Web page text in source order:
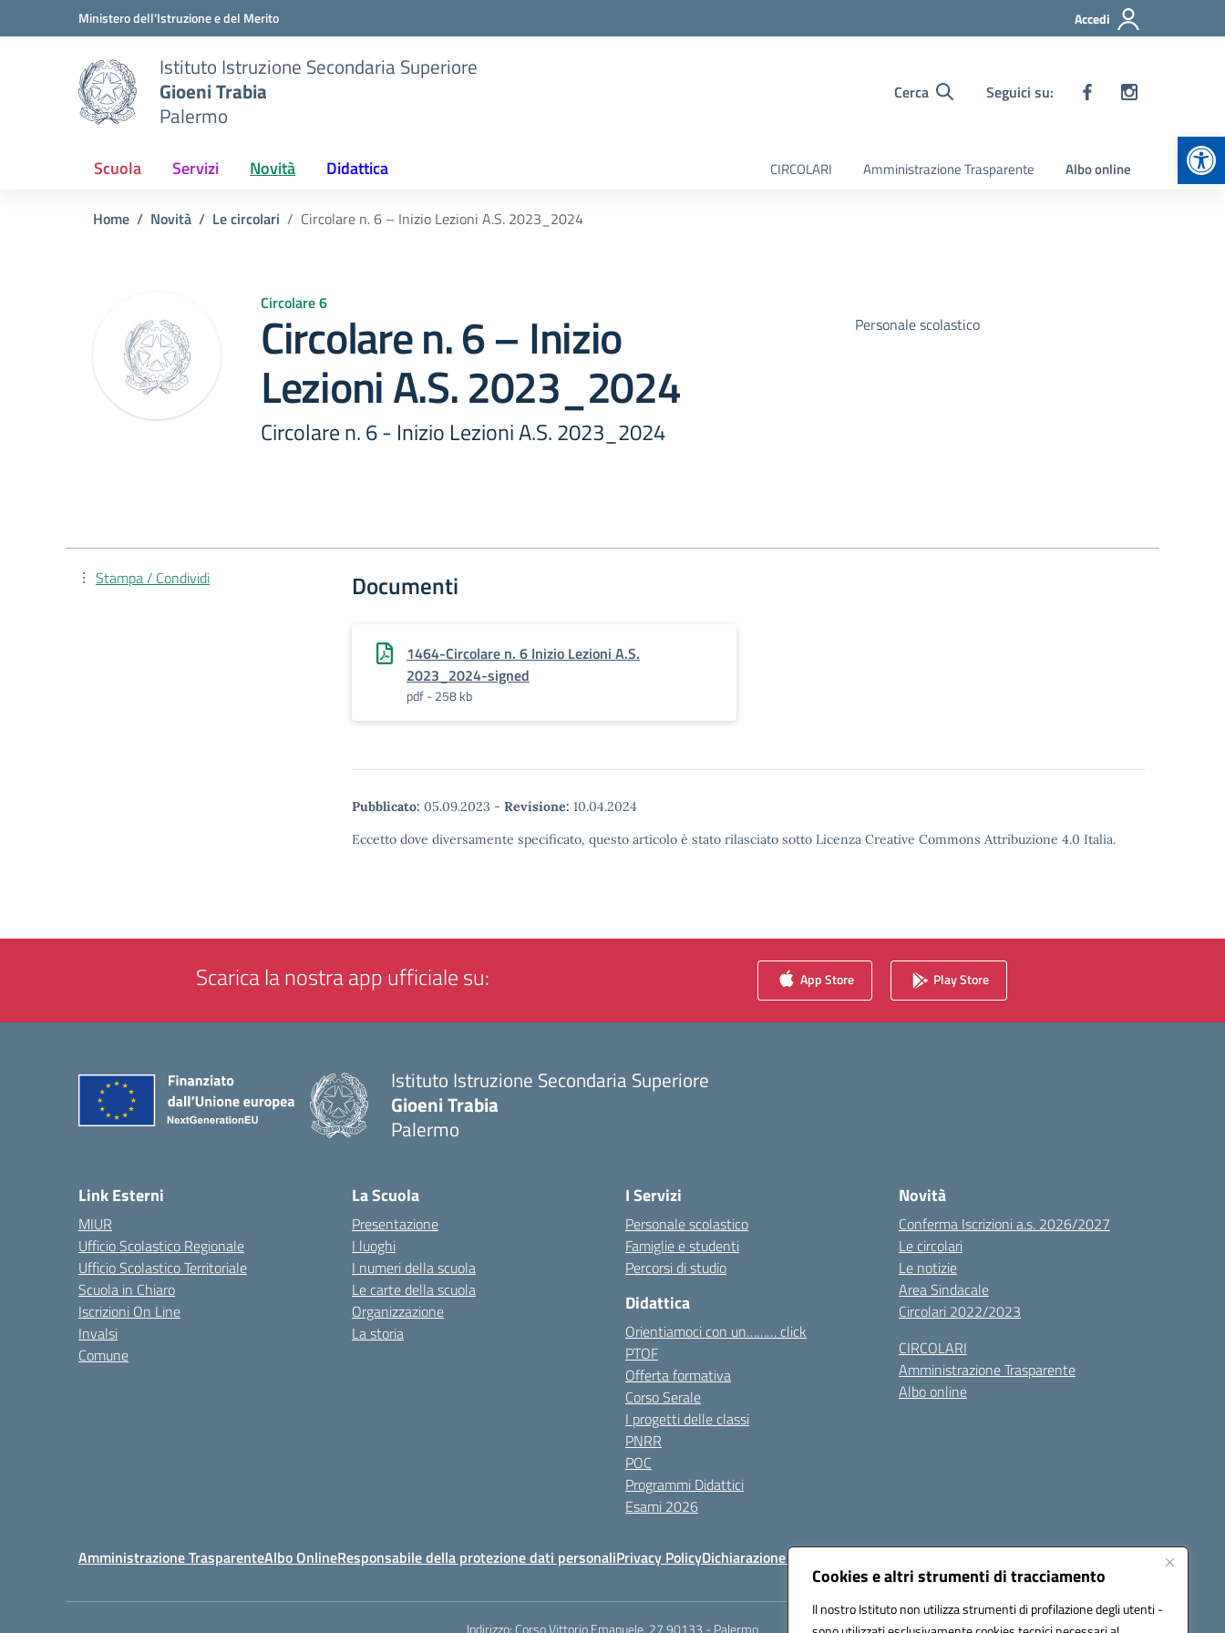
Cookies e altri strumenti di tracciamento
Il nostro Istituto non utilizza strumenti di profilazione degli utenti -
Vai ai contenuti
Vai al menu di navigazioneMinistero dell'Istruzione e del Merito Accedi
Istituto Istruzione Secondaria Superiore
Gioeni Trabia
Palermo
Cerca Seguici su:
Scuola Servizi Novità Didattica CIRCOLARI Amministrazione Trasparente Albo online
Home Novità Le circolari Circolare n. 6 – Inizio Lezioni A.S. 2023_2024
Circolare 6
Circolare n. 6 – Inizio
Lezioni A.S. 2023_2024
Circolare n. 6 - Inizio Lezioni A.S. 2023_2024
Personale scolastico
Documenti
1464-Circolare n. 6 Inizio Lezioni A.S.
2023_2024-signed
pdf - 258 kb
Pubblicato: 05.09.2023 - Revisione: 10.04.2024
Eccetto dove diversamente specificato, questo articolo è stato rilasciato sotto Licenza Creative Commons Attribuzione 4.0 Italia.
Stampa / Condividi
Scarica la nostra app ufficiale su: App Store Play Store
Istituto Istruzione Secondaria Superiore
Gioeni Trabia
Palermo
Link Esterni
MIUR
Ufficio Scolastico Regionale
Ufficio Scolastico Territoriale
Scuola in Chiaro
Iscrizioni On Line
Invalsi
Comune
La Scuola
Presentazione
I luoghi
I numeri della scuola
Le carte della scuola
Organizzazione
La storia
I Servizi
Personale scolastico
Famiglie e studenti
Percorsi di studio
Didattica
Orientiamoci con un……… click
PTOF
Offerta formativa
Corso Serale
I progetti delle classi
PNRR
POC
Programmi Didattici
Esami 2026
Novità
Conferma Iscrizioni a.s. 2026/2027
Le circolari
Le notizie
Area Sindacale
Circolari 2022/2023
CIRCOLARI
Amministrazione Trasparente
Albo online
Amministrazione TrasparenteAlbo OnlineResponsabile della protezione dati personaliPrivacy PolicyDichiarazione di accessibilità Seguici su:
Indirizzo: Corso Vittorio Emanuele, 27 90133 - Palermo